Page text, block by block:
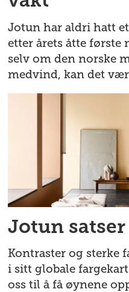
Jotun har aldri hatt
etter årets åtte første
selv om den norske
medvind, kan det
Jotun
Kontraster og sterke
i sitt globale
oss til å få øynene